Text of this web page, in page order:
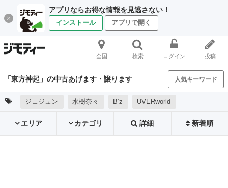
アプリならお得な情報を見逃さない！
インストール アプリで開く
全国 検索 ログイン 投稿
「東方神起」の中古あげます・譲ります 人気キーワード
ジェジュン 水樹奈々 B’z UVERworld
エリア カテゴリ 詳細 新着順